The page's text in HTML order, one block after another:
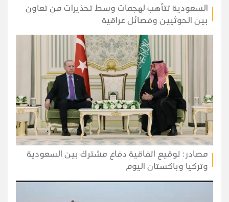
السعودية تتأهب لهجمات وسط تحذيرات من تعاون
بين الحوثيين وفصائل عراقية
مصادر: توقيع اتفاقية دفاع مشترك بين السعودية
وتركيا وباكستان اليوم